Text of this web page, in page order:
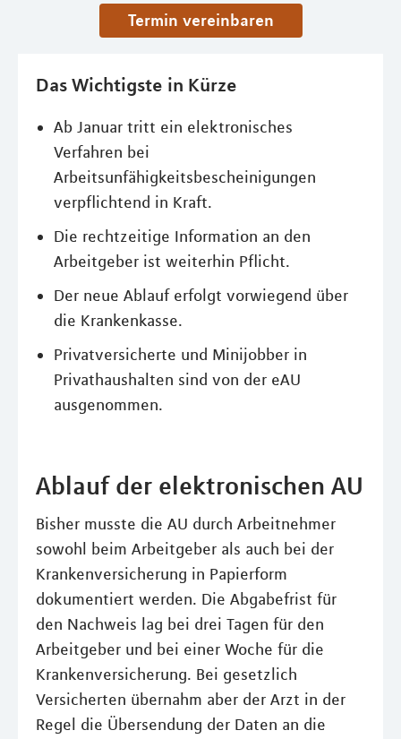
Termin vereinbaren
Das Wichtigste in Kürze
Ab Januar tritt ein elektronisches
Verfahren bei
Arbeitsunfähigkeitsbescheinigungen
verpflichtend in Kraft.
Die rechtzeitige Information an den
Arbeitgeber ist weiterhin Pflicht.
Der neue Ablauf erfolgt vorwiegend über
die Krankenkasse.
Privatversicherte und Minijobber in
Privathaushalten sind von der eAU
ausgenommen.
Ablauf der elektronischen AU
Bisher musste die AU durch Arbeitnehmer
sowohl beim Arbeitgeber als auch bei der
Krankenversicherung in Papierform
dokumentiert werden. Die Abgabefrist für
den Nachweis lag bei drei Tagen für den
Arbeitgeber und bei einer Woche für die
Krankenversicherung. Bei gesetzlich
Versicherten übernahm aber der Arzt in der
Regel die Übersendung der Daten an die